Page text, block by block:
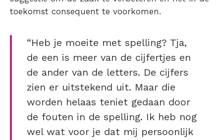
toekomst consequent te voorkomen.
“Heb je moeite met spelling? Tja,
de een is meer van de cijfertjes en
de ander van de letters. De cijfers
zien er uitstekend uit. Maar die
worden helaas teniet gedaan door
de fouten in de spelling. Ik heb nog
wel wat voor je dat mij persoonlijk